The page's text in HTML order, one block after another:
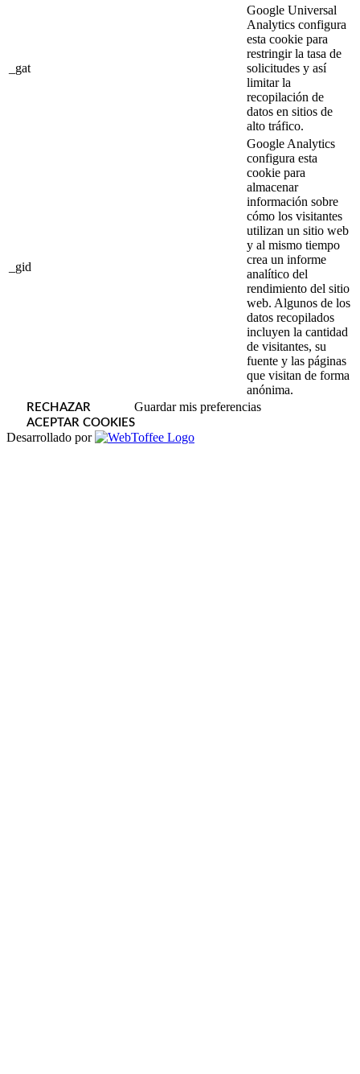
_gat
Google Universal
Analytics configura
esta cookie para
restringir la tasa de
solicitudes y así
limitar la
recopilación de
datos en sitios de
alto tráfico.
_gid
Google Analytics
configura esta
cookie para
almacenar
información sobre
cómo los visitantes
utilizan un sitio web
y al mismo tiempo
crea un informe
analítico del
rendimiento del sitio
web. Algunos de los
datos recopilados
incluyen la cantidad
de visitantes, su
fuente y las páginas
que visitan de forma
anónima.
RECHAZAR Guardar mis preferencias
ACEPTAR COOKIES
Desarrollado por